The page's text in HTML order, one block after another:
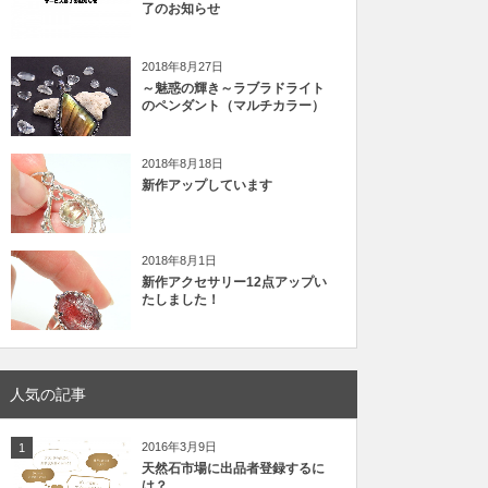
了のお知らせ
2018年8月27日
～魅惑の輝き～ラブラドライト
のペンダント（マルチカラー）
2018年8月18日
新作アップしています
2018年8月1日
新作アクセサリー12点アップい
たしました！
人気の記事
1 2016年3月9日
天然石市場に出品者登録するに